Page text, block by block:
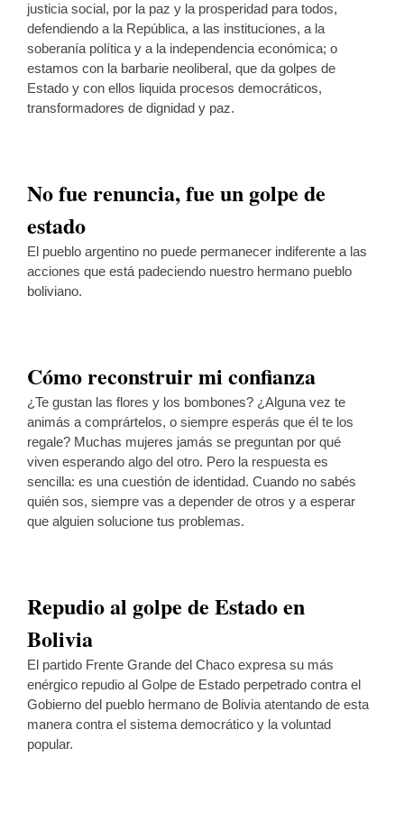
justicia social, por la paz y la prosperidad para todos,
defendiendo a la República, a las instituciones, a la
soberanía política y a la independencia económica; o
estamos con la barbarie neoliberal, que da golpes de
Estado y con ellos liquida procesos democráticos,
transformadores de dignidad y paz.
No fue renuncia, fue un golpe de
estado
El pueblo argentino no puede permanecer indiferente a las
acciones que está padeciendo nuestro hermano pueblo
boliviano.
Cómo reconstruir mi confianza
¿Te gustan las flores y los bombones? ¿Alguna vez te
animás a comprártelos, o siempre esperás que él te los
regale? Muchas mujeres jamás se preguntan por qué
viven esperando algo del otro. Pero la respuesta es
sencilla: es una cuestión de identidad. Cuando no sabés
quién sos, siempre vas a depender de otros y a esperar
que alguien solucione tus problemas.
Repudio al golpe de Estado en
Bolivia
El partido Frente Grande del Chaco expresa su más
enérgico repudio al Golpe de Estado perpetrado contra el
Gobierno del pueblo hermano de Bolivia atentando de esta
manera contra el sistema democrático y la voluntad
popular.